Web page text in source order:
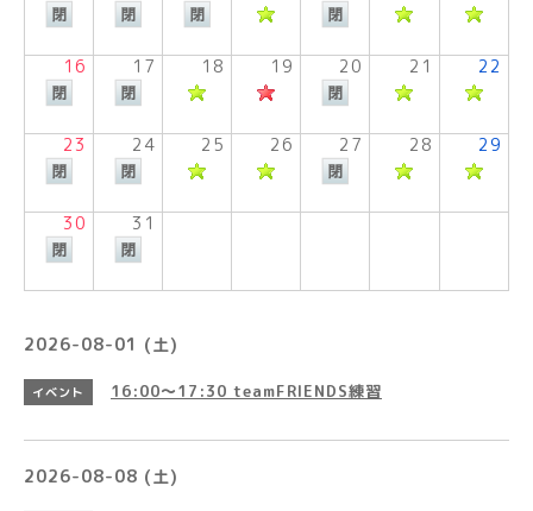
16 17 18 19 20 21 22
23 24 25 26 27 28 29
30 31
2026-08-01 (土)
イベント 16:00～17:30 teamFRIENDS練習
2026-08-08 (土)